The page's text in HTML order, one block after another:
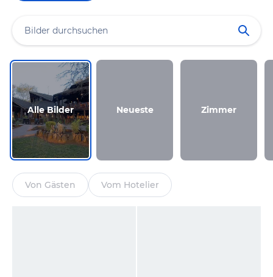
Alle Bilder Neueste Zimmer
Von Gästen Vom Hotelier